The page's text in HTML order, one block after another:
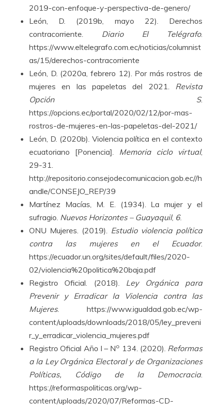
2019-con-enfoque-y-perspectiva-de-genero/
León, D. (2019b, mayo 22). Derechos
contracorriente. Diario El Telégrafo.
https://www.eltelegrafo.com.ec/noticias/columnist
as/15/derechos-contracorriente
León, D. (2020a, febrero 12). Por más rostros de
mujeres en las papeletas del 2021. Revista
Opción S.
https://opcions.ec/portal/2020/02/12/por-mas-
rostros-de-mujeres-en-las-papeletas-del-2021/
León, D. (2020b). Violencia política en el contexto
ecuatoriano [Ponencia]. Memoria ciclo virtual,
29-31.
http://repositorio.consejodecomunicacion.gob.ec//h
andle/CONSEJO_REP/39
Martínez Macías, M. E. (1934). La mujer y el
sufragio. Nuevos Horizontes – Guayaquil, 6.
ONU Mujeres. (2019). Estudio violencia política
contra las mujeres en el Ecuador.
https://ecuador.un.org/sites/default/files/2020-
02/violencia%20politica%20baja.pdf
Registro Oficial. (2018). Ley Orgánica para
Prevenir y Erradicar la Violencia contra las
Mujeres. https://www.igualdad.gob.ec/wp-
content/uploads/downloads/2018/05/ley_preveni
r_y_erradicar_violencia_mujeres.pdf
Registro Oficial Año I – No 134. (2020). Reformas
a la Ley Orgánica Electoral y de Organizaciones
Políticas, Código de la Democracia.
https://reformaspoliticas.org/wp-
content/uploads/2020/07/Reformas-CD-